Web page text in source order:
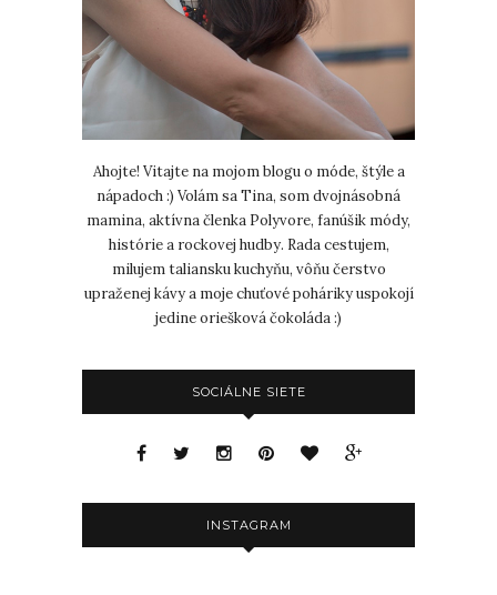
Ahojte! Vitajte na mojom blogu o móde, štýle a
nápadoch :) Volám sa Tina, som dvojnásobná
mamina, aktívna členka Polyvore, fanúšik módy,
histórie a rockovej hudby. Rada cestujem,
milujem taliansku kuchyňu, vôňu čerstvo
upraženej kávy a moje chuťové poháriky uspokojí
jedine oriešková čokoláda :)
SOCIÁLNE SIETE
INSTAGRAM